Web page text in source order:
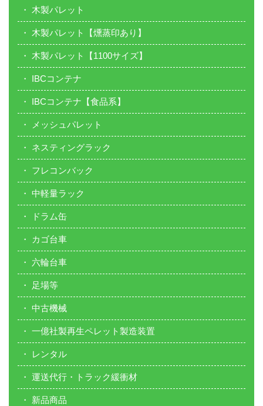
木製パレット
木製パレット【燻蒸印あり】
木製パレット【1100サイズ】
IBCコンテナ
IBCコンテナ【食品系】
メッシュパレット
ネスティングラック
フレコンバック
中軽量ラック
ドラム缶
カゴ台車
六輪台車
足場等
中古機械
一億社製再生ペレット製造装置
レンタル
運送代行・トラック緩衝材
新品商品